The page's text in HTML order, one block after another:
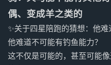
偶、变成羊之类的
✨关于四星陪跑的猜想：他难
他难道不可能有钓鱼能力？
这不仅是可能的，甚至可能